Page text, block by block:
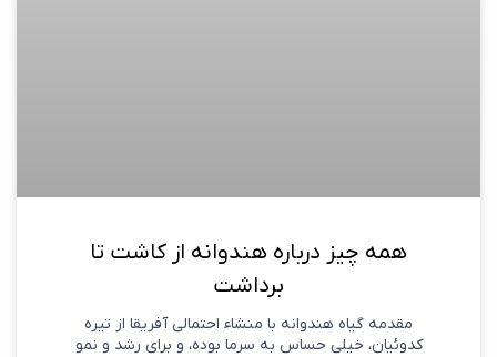
همه چیز درباره هندوانه از کاشت تا
برداشت
مقدمه گیاه هندوانه با منشاء احتمالی آفریقا از تیره
کدوئیان، خیلی حساس به سرما بوده، و برای رشد و نمو